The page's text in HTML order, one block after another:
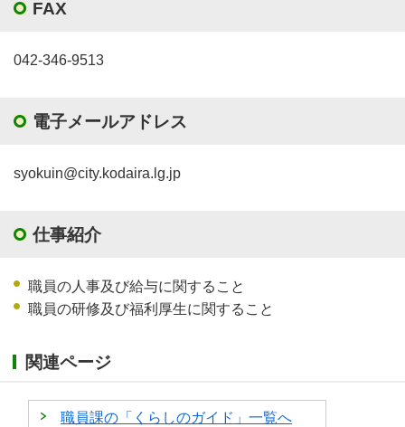
FAX
042-346-9513
電子メールアドレス
syokuin@city.kodaira.lg.jp
仕事紹介
職員の人事及び給与に関すること
職員の研修及び福利厚生に関すること
関連ページ
職員課の「くらしのガイド」一覧へ